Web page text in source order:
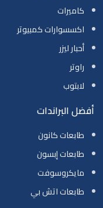
كاميرات
اكسسوارات كمبيوتر
أحبار ليزر
راوتر
لابتوب
أفضل البراندات
طابعات كانون
طابعات إبسون
مايكروسوفت
طابعات اتش بي